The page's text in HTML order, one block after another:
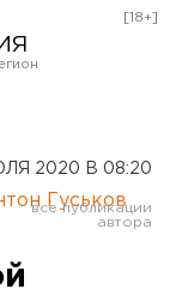
[18+]
2020 В 08:20
Гуськов